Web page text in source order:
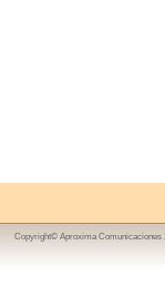
Copyright© Aproxima Comunicaciones